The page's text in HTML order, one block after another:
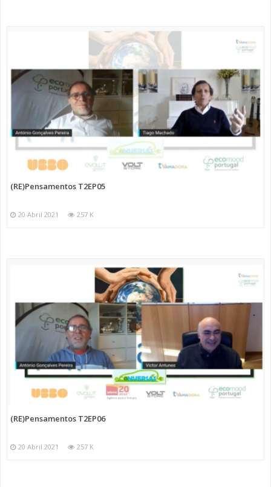
(RE)Pensamentos T2EP05
20 Abril 2021 257 K
(RE)Pensamentos T2EP06
20 Abril 2021 257 K